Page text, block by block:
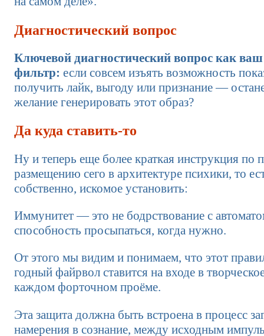
Диагностический вопрос
Ключевой диагностический вопрос как
фильтр: если совсем изъять возможность
получить лайк, выгоду или признание —
желание генерировать этот образ?
Да куда ставить-то
Ну и теперь еще более краткая инструкция по
размещению сего в архитектуре психики, то
собственно, искомое установить:
Иммунитет — это не бодрствование с
способность просыпаться, когда нужно.
От этого мы видим и понимаем, что этот
годный файрвол ставится на входе в
каждом форточном проёме.
Эта защита должна быть встроена в процесс
намерения в сознание, между исходным